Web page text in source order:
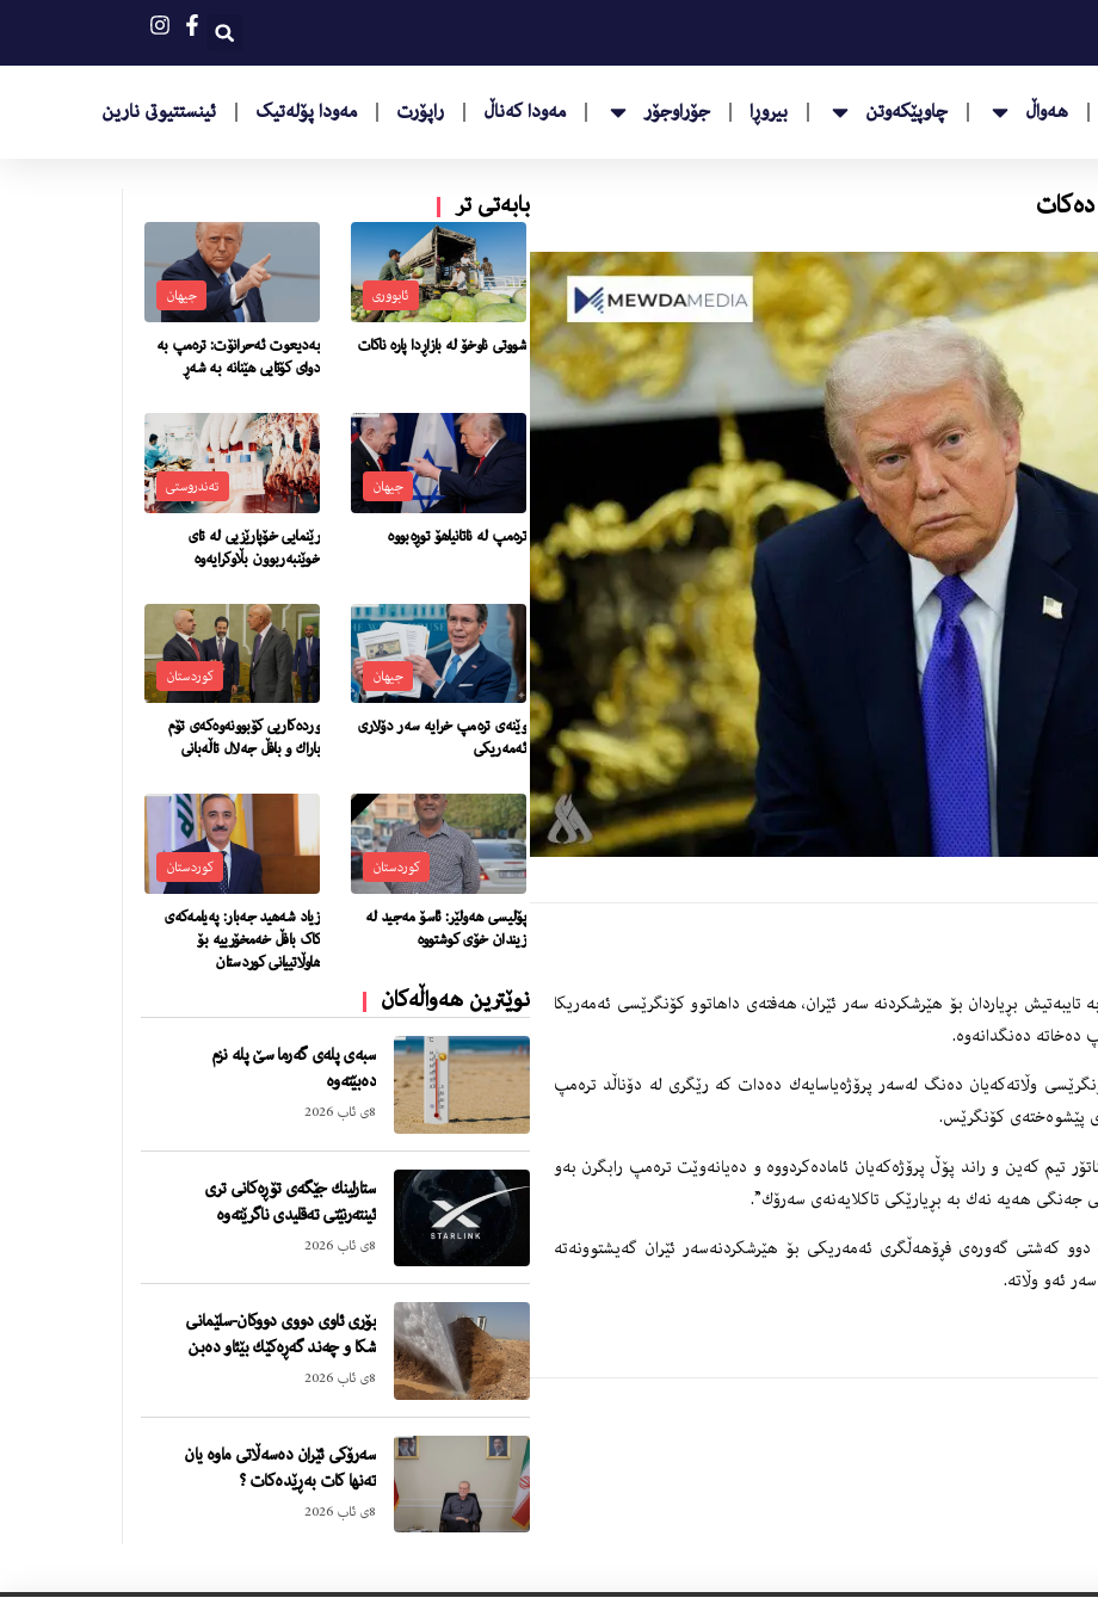
هەواڵ چاوپێکەوتن بیروڕا جۆراوجۆر مەودا کەناڵ راپۆرت مەودا پۆلەتیک ئینستتیوتى نارین
تایبەتیش بڕیاردان بۆ هێرشكردنە سەر ئێران، هەفتەی داهاتوو كۆنگرێسی ئەمەریكا
دەخاتە دەنگدانەوە.
وڵاتەكەیان دەنگ لەسەر پرۆژەیاسایەك دەدات كە رێگری لە دۆناڵد ترەمپ
پێشوەختەی كۆنگرێس.
تیم كەین و راند پۆڵ پرۆژەكەیان ئامادەكردووە و دەیانەوێت ترەمپ رابگرن بەو
جەنگی هەیە نەك بە بڕیارێكی تاكلایەنەی سەرۆك”.
دوو كەشتی گەورەی فڕۆهەڵگری ئەمەریكی بۆ هێرشكردنەسەر ئێران گەیشتوونەتە
ئەو وڵاتە.
بابەتی تر
ئابووری
شووتى ناوخۆ له‌ بازاڕدا پاره‌ ناكات
جیهان
به‌دیعوت ئه‌حرانۆت: تره‌مپ به‌
دواى كۆتایی هێنانه‌ به‌ شه‌ڕ
جیهان
تره‌مپ له‌ ناتانیاهۆ توڕه‌بووه‌
تەندروستی
رێنمایی خۆپارێزیی لە تای
خوێنبەربوون بڵاوکرایەوە
جیهان
وێنەی ترەمپ خرایە سەر دۆلاری
ئەمەریکی
کوردستان
ورده‌كاریی كۆبوونه‌وه‌كه‌ى تۆم
باراك و بافڵ جه‌لال تاڵه‌بانی
کوردستان
پۆلیسی هەولێر: ئاسۆ مەجيد لە
زیندان خۆی کوشتووە
کوردستان
زیاد شەهید جەبار: پەیامەکەی
کاک بافڵ خەمخۆرییە بۆ
هاوڵاتییانی کوردستان
نوێترین هەواڵەکان
سبەی پلەی گەرما سێ‌ پلە نزم
دەبێتەوە
8ی ئاب 2026
ستارلینك جێگەی تۆڕەكانی تری
ئینتەرنێتی تەقلیدی ناگرێتەوە
8ی ئاب 2026
بۆری ئاوی دووی دووكان-سلێمانی
شكا و چەند گەڕەكێك بێئاو دەبن
8ی ئاب 2026
سەرۆكی ئێران دەسەڵاتی ماوە یان
تەنها كات بەڕێدەكات ؟
8ی ئاب 2026